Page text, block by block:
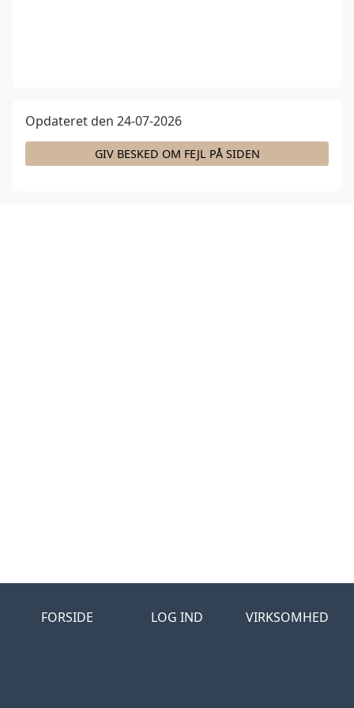
Opdateret den 24-07-2026
GIV BESKED OM FEJL PÅ SIDEN
FORSIDE LOG IND VIRKSOMHED